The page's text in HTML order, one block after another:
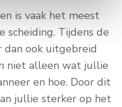
is vaak het meest
scheiding. Tijdens de
dan ook uitgebreid
niet alleen wat jullie
en hoe. Door dit
jullie sterker op het